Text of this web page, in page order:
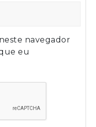
navegador
eu